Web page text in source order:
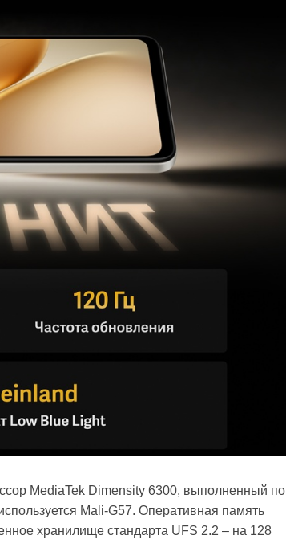
MediaTek Dimensity 6300, выполненный по
Mali-G57. Оперативная память
хранилище стандарта UFS 2.2 – на 128